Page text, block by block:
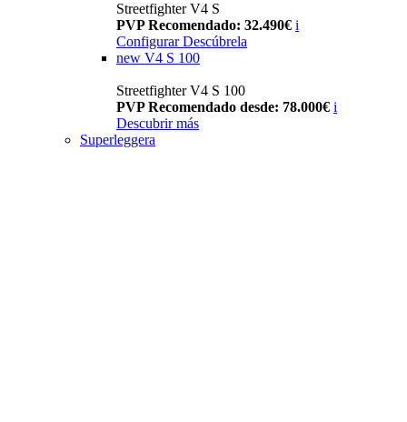
Streetfighter V4 S
PVP Recomendado: 32.490€ i
Configurar Descúbrela
new V4 S 100
Streetfighter V4 S 100
PVP Recomendado desde: 78.000€ i
Descubrir más
Superleggera